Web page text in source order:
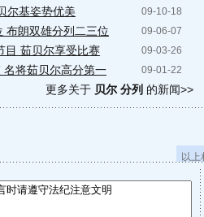
09-10-18
尔基姿势优美
09-06-07
布朗双雄分列二三位
09-03-26
目 茹贝尔享受比赛
09-01-22
将茹贝尔高分第一
更多关于 贝尔 分列 的新闻>>
以